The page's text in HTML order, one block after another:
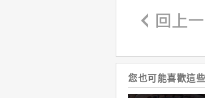
您也可能喜歡這